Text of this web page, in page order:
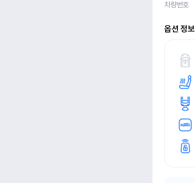
차량번호
옵션 정보